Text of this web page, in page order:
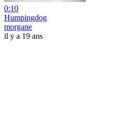
0:10
Humpingdog
morgane
il y a 19 ans